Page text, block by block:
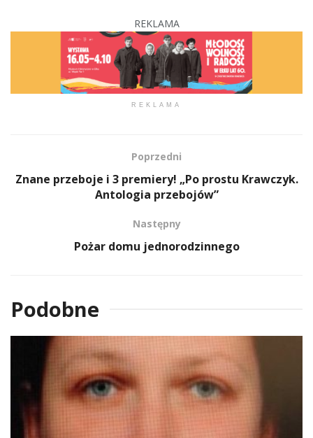
REKLAMA
REKLAMA
Poprzedni
Znane przeboje i 3 premiery! „Po prostu Krawczyk.
Antologia przebojów”
Następny
Pożar domu jednorodzinnego
Podobne